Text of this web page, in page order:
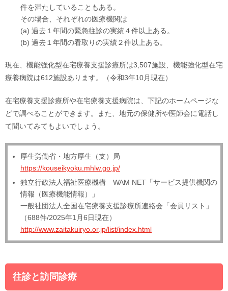
件を満たしていることもある。
その場合、それぞれの医療機関は
(a) 過去１年間の緊急往診の実績４件以上ある。
(b) 過去１年間の看取りの実績２件以上ある。
現在、機能強化型在宅療養支援診療所は3,507施設、機能強化型在宅
療養病院は612施設あります。（令和3年10月現在）
在宅療養支援診療所や在宅療養支援病院は、下記のホームページな
どで調べることができます。また、地元の保健所や医師会に電話し
て聞いてみてもよいでしょう。
厚生労働省・地方厚生（支）局
https://kouseikyoku.mhlw.go.jp/
独立行政法人福祉医療機構 WAM NET「サービス提供機関の
情報（医療機能情報）」
一般社団法人全国在宅療養支援診療所連絡会「会員リスト」
（688件/2025年1月6日現在）
http://www.zaitakuiryo.or.jp/list/index.html
往診と訪問診療